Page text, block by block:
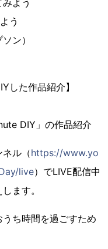
う
ン）
した作品紹介】
DIY」の作品紹介
ル（https://www.yo
live）でLIVE配信中
ます。
ち時間を過ごすため